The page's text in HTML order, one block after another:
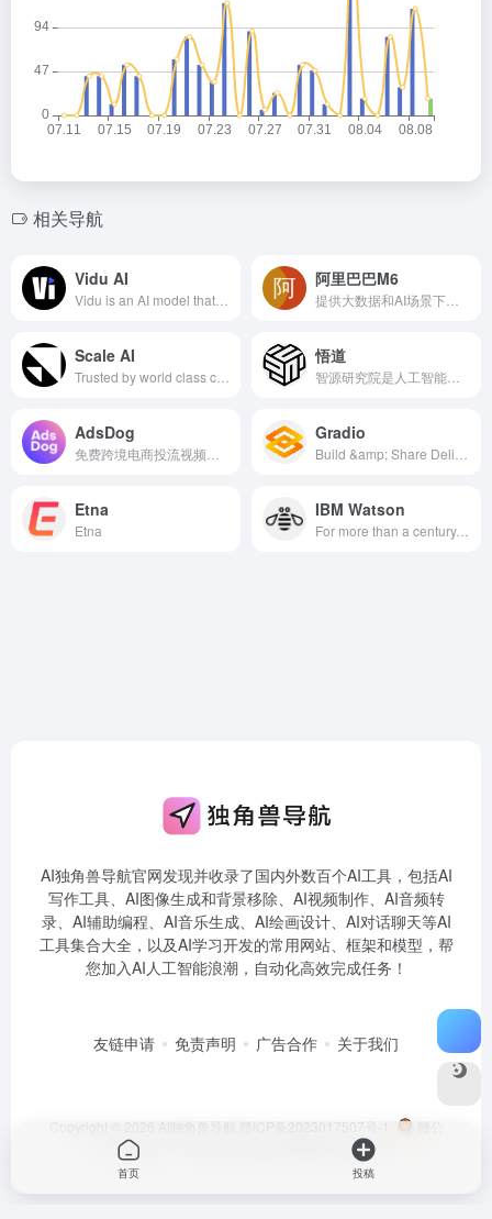
相关导航
Vidu AI 阿里巴巴M6
Scale AI 悟道
AdsDog Gradio
Etna
Etna
IBM Watson
For more than a century, IBM has been a global technology innovator, leading advances in AI, automation and hybrid cloud solutions that help businesses grow.
AI独角兽导航官网发现并收录了国内外数百个AI工具，包括AI
写作工具、AI图像生成和背景移除、AI视频制作、AI音频转
录、AI辅助编程、AI音乐生成、AI绘画设计、AI对话聊天等AI
工具集合大全，以及AI学习开发的常用网站、框架和模型，帮
您加入AI人工智能浪潮，自动化高效完成任务！
友链申请 免责声明 广告合作 关于我们
Copyright © 2026 AI独角兽导航 赣ICP备2023017507号-1
赣公
网安备36011102001198号
强力驱动
首页 投稿